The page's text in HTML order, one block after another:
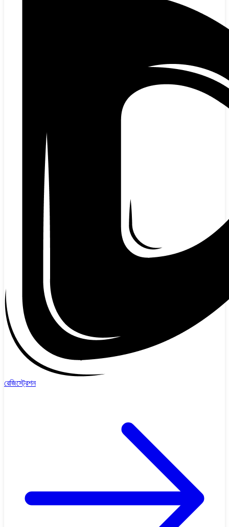
রেজিস্ট্রেশন